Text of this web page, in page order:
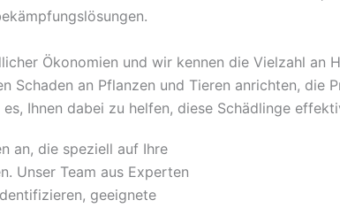
Ökonomien und wir kennen die Vielzahl an
Schaden an Pflanzen und Tieren anrichten,
Ihnen dabei zu helfen, diese Schädlinge
an, die speziell auf Ihre
Unser Team aus Experten
geeignete